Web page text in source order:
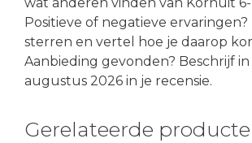
Positieve of negatieve ervaringen?
sterren en vertel hoe je daarop
Aanbieding gevonden? Beschrijf in
augustus 2026 in je recensie.
Gerelateerde